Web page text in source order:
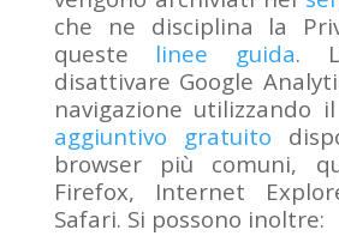
che ne disciplina la
queste linee guida.
disattivare Google
navigazione utilizzando il
aggiuntivo gratuito
browser più comuni,
Firefox, Internet
Safari. Si possono inoltre: